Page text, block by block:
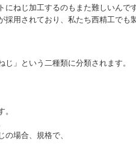
ねじ加工するのもまた難しいんで
採用されており、私たち西精工でも
」という二種類に分類されます。
場合、規格で、